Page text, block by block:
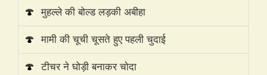
🍄 मुहल्ले की बोल्ड लड़की अबीहा
🍄 मामी की चूची चूसते हुए पहली चुदाई
🍄 टीचर ने घोड़ी बनाकर चोदा